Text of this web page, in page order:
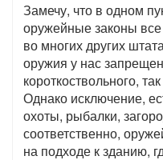
Замечу, что в одном
оружейные законы
во многих других
оружия у нас
короткоствольного,
Однако исключение,
охоты, рыбалки,
соответственно,
на подходе к зданию,